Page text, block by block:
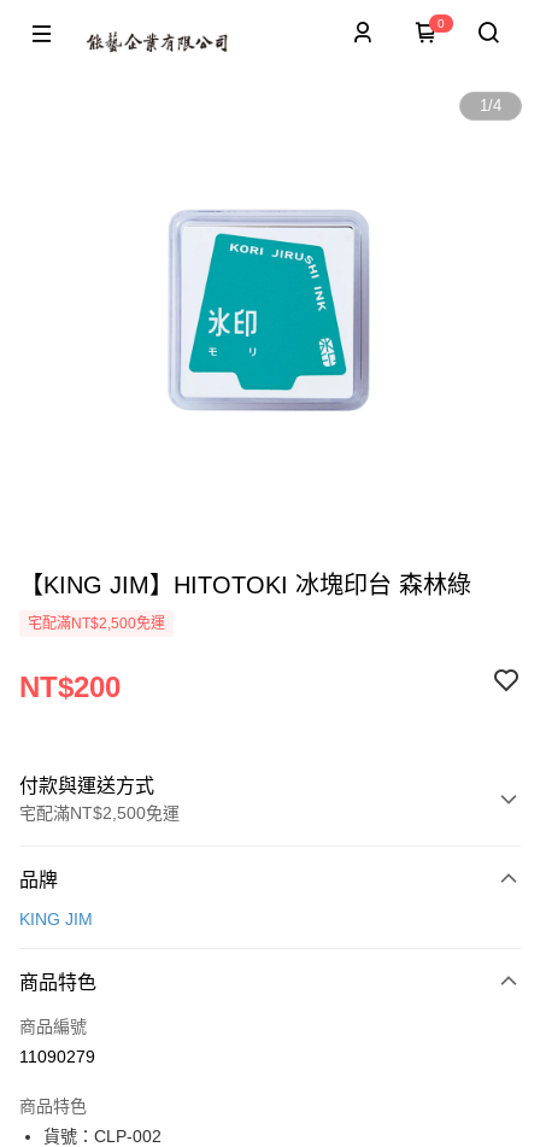
0
1/4
【KING JIM】HITOTOKI 冰塊印台 森林綠
宅配滿NT$2,500免運
NT$200
付款與運送方式
宅配滿NT$2,500免運
信用卡一次付款
街口支付
悠遊付
運送方式
品牌
KING JIM
商品特色
商品編號
11090279
商品特色
貨號：CLP-002